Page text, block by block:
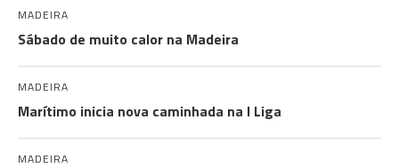
MADEIRA
Sábado de muito calor na Madeira
MADEIRA
Marítimo inicia nova caminhada na I Liga
MADEIRA